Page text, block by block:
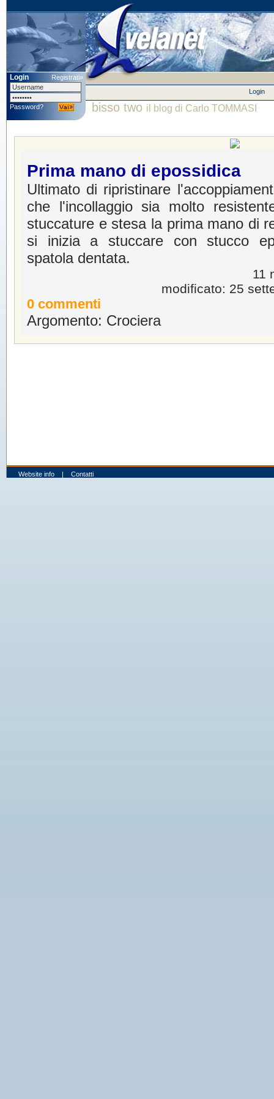
Login Registrati»
Password?
Login
bisso two il blog di Carlo TOMMASI
Prima mano di epossidica
Ultimato di ripristinare
che l'incollaggio sia molto
stuccature e stesa la prima mano di
si inizia a stuccare con stucco
spatola dentata.
11
modificato: 25
0 commenti
Argomento: Crociera
Website info | Contatti